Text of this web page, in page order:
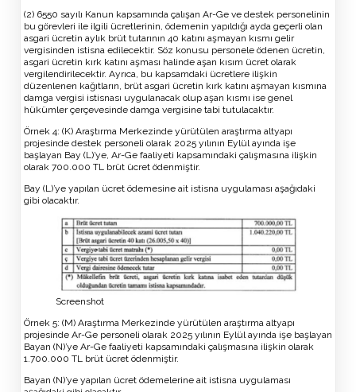
(2) 6550 sayılı Kanun kapsamında çalışan Ar-Ge ve destek personelinin
bu görevleri ile ilgili ücretlerinin, ödemenin yapıldığı ayda geçerli olan
asgari ücretin aylık brüt tutarının 40 katını aşmayan kısmı gelir
vergisinden istisna edilecektir. Söz konusu personele ödenen ücretin,
asgari ücretin kırk katını aşması halinde aşan kısım ücret olarak
vergilendirilecektir. Ayrıca, bu kapsamdaki ücretlere ilişkin
düzenlenen kağıtların, brüt asgari ücretin kırk katını aşmayan kısmına
damga vergisi istisnası uygulanacak olup aşan kısmı ise genel
hükümler çerçevesinde damga vergisine tabi tutulacaktır.
Örnek 4: (K) Araştırma Merkezinde yürütülen araştırma altyapı
projesinde destek personeli olarak 2025 yılının Eylül ayında işe
başlayan Bay (L)’ye, Ar-Ge faaliyeti kapsamındaki çalışmasına ilişkin
olarak 700.000 TL brüt ücret ödenmiştir.
Bay (L)’ye yapılan ücret ödemesine ait istisna uygulaması aşağıdaki
gibi olacaktır.
Screenshot
Örnek 5: (M) Araştırma Merkezinde yürütülen araştırma altyapı
projesinde Ar-Ge personeli olarak 2025 yılının Eylül ayında işe başlayan
Bayan (N)’ye Ar-Ge faaliyeti kapsamındaki çalışmasına ilişkin olarak
1.700.000 TL brüt ücret ödenmiştir.
Bayan (N)’ye yapılan ücret ödemelerine ait istisna uygulaması